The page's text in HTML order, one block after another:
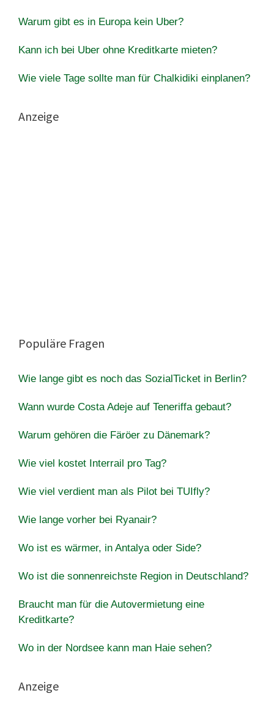
Warum gibt es in Europa kein Uber?
Kann ich bei Uber ohne Kreditkarte mieten?
Wie viele Tage sollte man für Chalkidiki einplanen?
Anzeige
Populäre Fragen
Wie lange gibt es noch das SozialTicket in Berlin?
Wann wurde Costa Adeje auf Teneriffa gebaut?
Warum gehören die Färöer zu Dänemark?
Wie viel kostet Interrail pro Tag?
Wie viel verdient man als Pilot bei TUIfly?
Wie lange vorher bei Ryanair?
Wo ist es wärmer, in Antalya oder Side?
Wo ist die sonnenreichste Region in Deutschland?
Braucht man für die Autovermietung eine
Kreditkarte?
Wo in der Nordsee kann man Haie sehen?
Anzeige